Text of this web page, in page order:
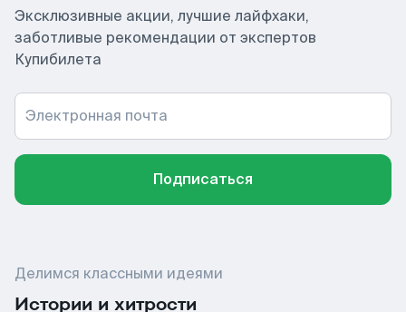
Эксклюзивные акции, лучшие лайфхаки,
заботливые рекомендации от экспертов
Купибилета
Электронная почта
Подписаться
Делимся классными идеями
Истории и хитрости